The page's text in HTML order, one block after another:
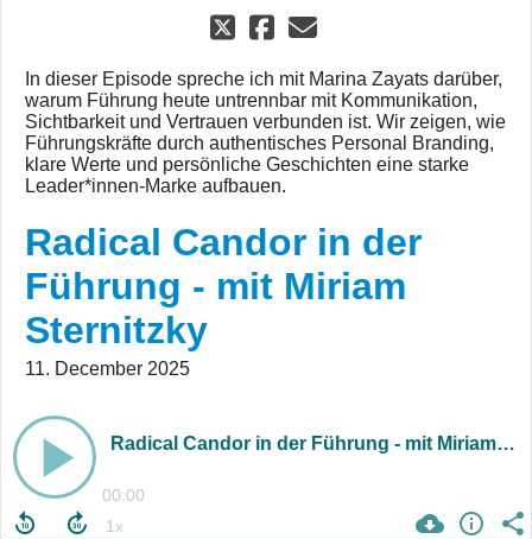
In dieser Episode spreche ich mit Marina Zayats darüber,
warum Führung heute untrennbar mit Kommunikation,
Sichtbarkeit und Vertrauen verbunden ist. Wir zeigen, wie
Führungskräfte durch authentisches Personal Branding,
klare Werte und persönliche Geschichten eine starke
Leader*innen-Marke aufbauen.
Radical Candor in der
Führung - mit Miriam
Sternitzky
11. December 2025
Radical Candor in der Führung - mit Miriam Sternitzky
00:00